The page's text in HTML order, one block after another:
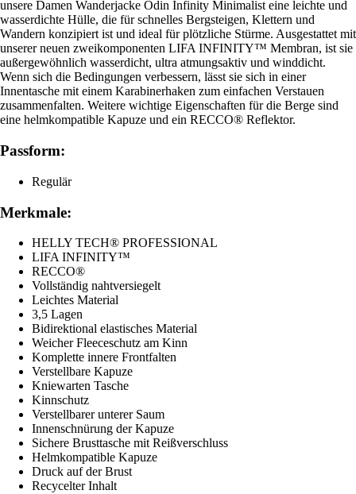
unsere Damen Wanderjacke Odin Infinity Minimalist eine leichte und
wasserdichte Hülle, die für schnelles Bergsteigen, Klettern und
Wandern konzipiert ist und ideal für plötzliche Stürme. Ausgestattet mit
unserer neuen zweikomponenten LIFA INFINITY™ Membran, ist sie
außergewöhnlich wasserdicht, ultra atmungsaktiv und winddicht.
Wenn sich die Bedingungen verbessern, lässt sie sich in einer
Innentasche mit einem Karabinerhaken zum einfachen Verstauen
zusammenfalten. Weitere wichtige Eigenschaften für die Berge sind
eine helmkompatible Kapuze und ein RECCO® Reflektor.
Passform:
Regulär
Merkmale:
HELLY TECH® PROFESSIONAL
LIFA INFINITY™
RECCO®
Vollständig nahtversiegelt
Leichtes Material
3,5 Lagen
Bidirektional elastisches Material
Weicher Fleeceschutz am Kinn
Komplette innere Frontfalten
Verstellbare Kapuze
Kniewarten Tasche
Kinnschutz
Verstellbarer unterer Saum
Innenschnürung der Kapuze
Sichere Brusttasche mit Reißverschluss
Helmkompatible Kapuze
Druck auf der Brust
Recycelter Inhalt